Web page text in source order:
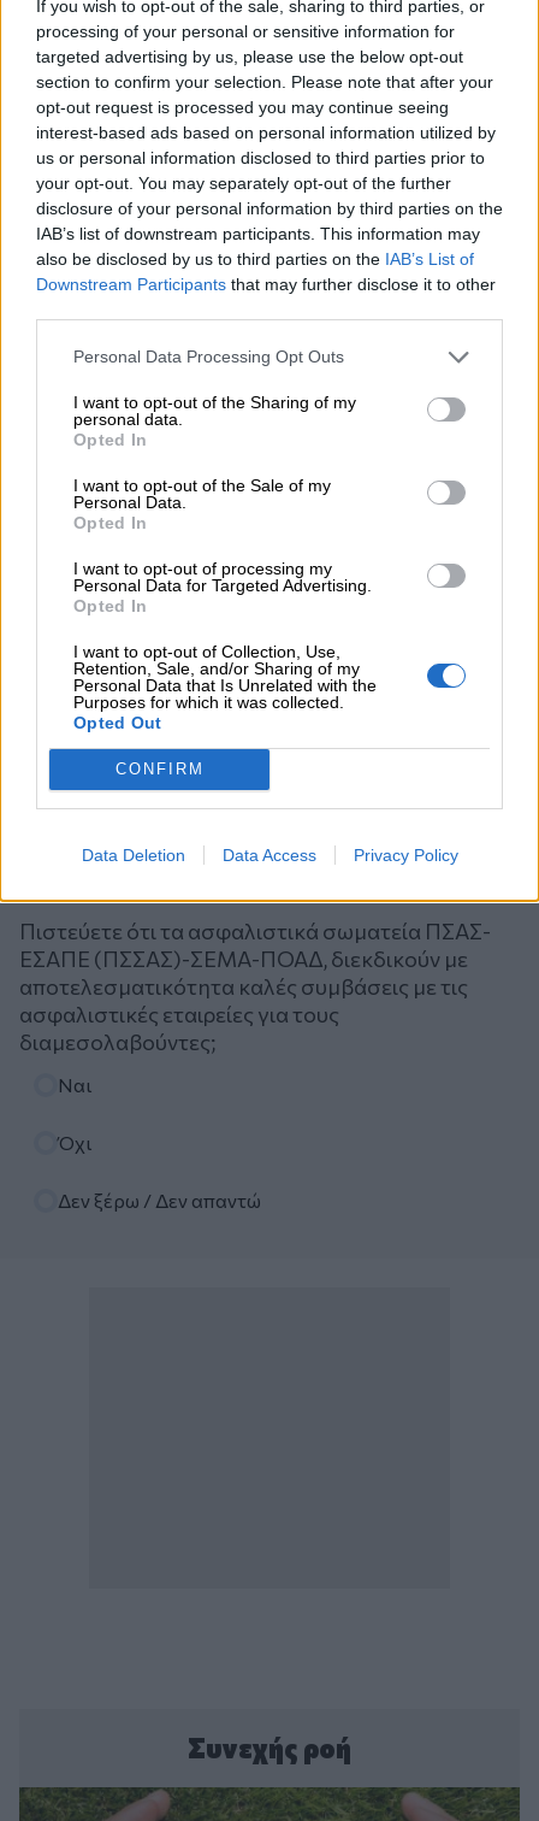
If you wish to opt-out of the sale, sharing to third parties, or
processing of your personal or sensitive information for
targeted advertising by us, please use the below opt-out
section to confirm your selection. Please note that after your
opt-out request is processed you may continue seeing
interest-based ads based on personal information utilized by
us or personal information disclosed to third parties prior to
your opt-out. You may separately opt-out of the further
disclosure of your personal information by third parties on the
IAB’s list of downstream participants. This information may
also be disclosed by us to third parties on the IAB’s List of
Downstream Participants that may further disclose it to other
Personal Data Processing Opt Outs
I want to opt-out of the Sharing of my
personal data.
Opted In
I want to opt-out of the Sale of my
Personal Data.
Opted In
I want to opt-out of processing my
Personal Data for Targeted Advertising.
Opted In
I want to opt-out of Collection, Use,
Retention, Sale, and/or Sharing of my
Personal Data that Is Unrelated with the
Purposes for which it was collected.
Opted Out
CONFIRM
Data Deletion Data Access Privacy Policy
μπορεί να έχουμε θεραπεία που αναστέλλει την εξέλιξη του
Πάρκινσον»
05.08.2026 - 12:33
Ε.Ε και παράνομη μετανάστευση: προτάσεις και δράσεις με
παρονομαστή το κοινό συμφέρον
05.08.2026 - 12:11
Αντώνης Βουκλαρής - «ΕΡΡΙΚΟΣ ΝΤΥΝΑΝ»
05.08.2026 - 11:30
ΠΕΡΙΣΣΟΤΕΡΑ
Ψηφοφορία
Πιστεύετε ότι τα ασφαλιστικά σωματεία ΠΣΑΣ-
ΕΣΑΠΕ (ΠΣΣΑΣ)-ΣΕΜΑ-ΠΟΑΔ, διεκδικούν με
αποτελεσματικότητα καλές συμβάσεις με τις
ασφαλιστικές εταιρείες για τους
διαμεσολαβούντες;
Ναι
Όχι
Δεν ξέρω / Δεν απαντώ
Συνεχής ροή